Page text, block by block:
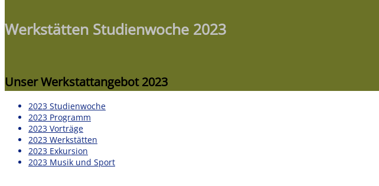
Werkstätten Studienwoche 2023
Unser Werkstattangebot 2023
2023 Studienwoche
2023 Programm
2023 Vorträge
2023 Werkstätten
2023 Exkursion
2023 Musik und Sport